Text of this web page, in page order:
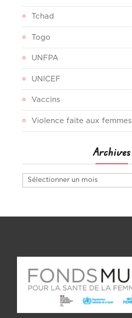
Tchad
Togo
UNFPA
UNICEF
Vaccins
Violence faite aux femmes
Archives
Archives